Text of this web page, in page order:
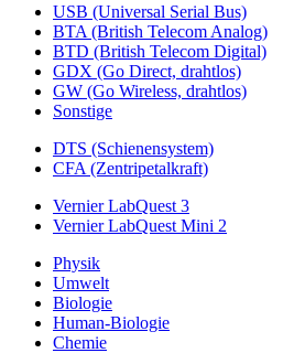
USB (Universal Serial Bus)
BTA (British Telecom Analog)
BTD (British Telecom Digital)
GDX (Go Direct, drahtlos)
GW (Go Wireless, drahtlos)
Sonstige
DTS (Schienensystem)
CFA (Zentripetalkraft)
Vernier LabQuest 3
Vernier LabQuest Mini 2
Physik
Umwelt
Biologie
Human-Biologie
Chemie